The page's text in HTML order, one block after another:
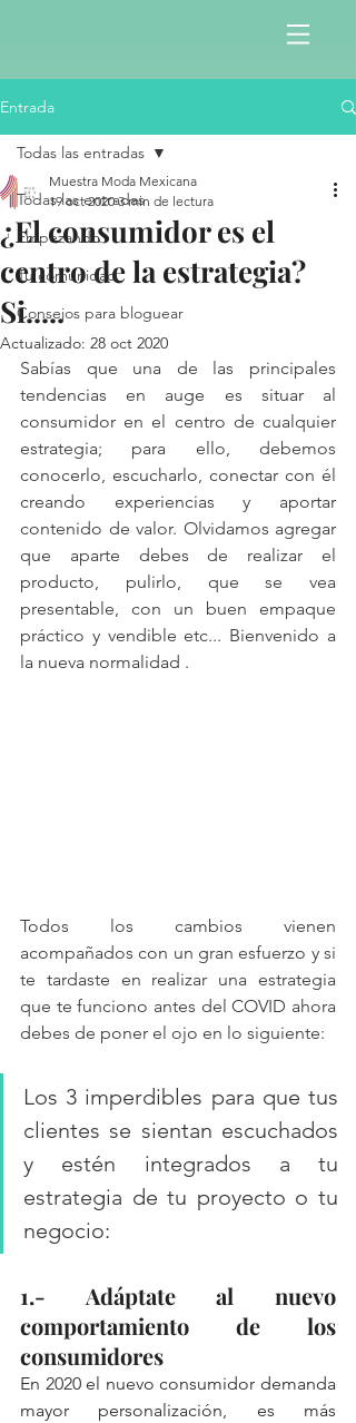
Entrada
Todas las entradas
Empezando
Tu comunidad
Consejos para bloguear
Todas las entradas
¿El consumidor es el
centro de la estrategia?
Si.....
Muestra Moda Mexicana
19 oct 2020 3 min de lectura
Actualizado: 28 oct 2020
Sabías que una de las principales
tendencias en auge es situar al
consumidor en el centro de cualquier
estrategia; para ello, debemos
conocerlo, escucharlo, conectar con él
creando experiencias y aportar
contenido de valor. Olvidamos agregar
que aparte debes de realizar el
producto, pulirlo, que se vea
presentable, con un buen empaque
práctico y vendible etc... Bienvenido a
la nueva normalidad .
Todos los cambios vienen
acompañados con un gran esfuerzo y si
te tardaste en realizar una estrategia
que te funciono antes del COVID ahora
debes de poner el ojo en lo siguiente:
Los 3 imperdibles para que tus
clientes se sientan escuchados
y estén integrados a tu
estrategia de tu proyecto o tu
negocio:
1.- Adáptate al nuevo
comportamiento de los
consumidores
En 2020 el nuevo consumidor demanda
mayor personalización, es más